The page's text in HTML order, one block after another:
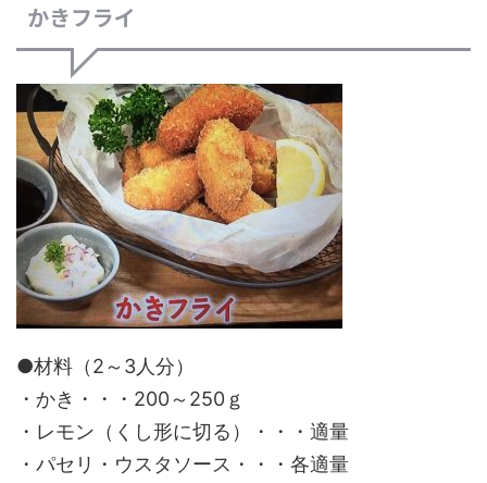
かきフライ
●材料（2～3人分）
・かき・・・200～250ｇ
・レモン（くし形に切る）・・・適量
・パセリ・ウスタソース・・・各適量